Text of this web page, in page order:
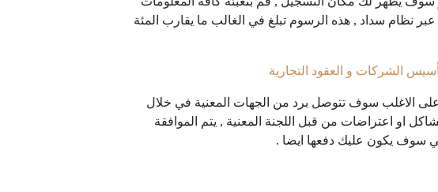
نظام سداد , هذه الرسوم تبلغ في الغالب ما يقارب المئة
الشركات و العقود التجارية
على الاغلب سوف تتوصل برد من الجهات المعنية في خلال
او اعتراضات من قبل اللجنة المعنية , يتم الموافقة
سوف يكون عليك دفعها ايضا .